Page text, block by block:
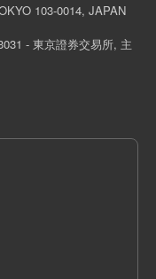
103-0014, JAPAN
- 東京證券交易所, 主